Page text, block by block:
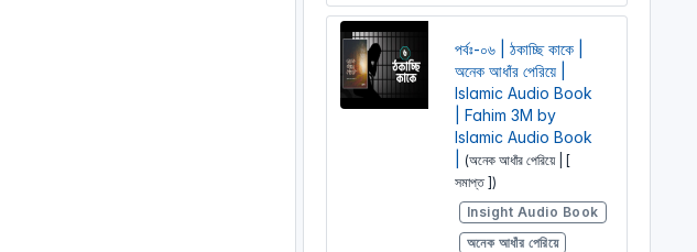
পর্বঃ-০৬ | ঠকাচ্ছি কাকে |
অনেক আধাঁর পেরিয়ে |
Islamic Audio Book
| Fahim 3M by
Islamic Audio Book
(অনেক আধাঁর পেরিয়ে | [
সমাপ্ত ])
Insight Audio Book
অনেক আধাঁর পেরিয়ে